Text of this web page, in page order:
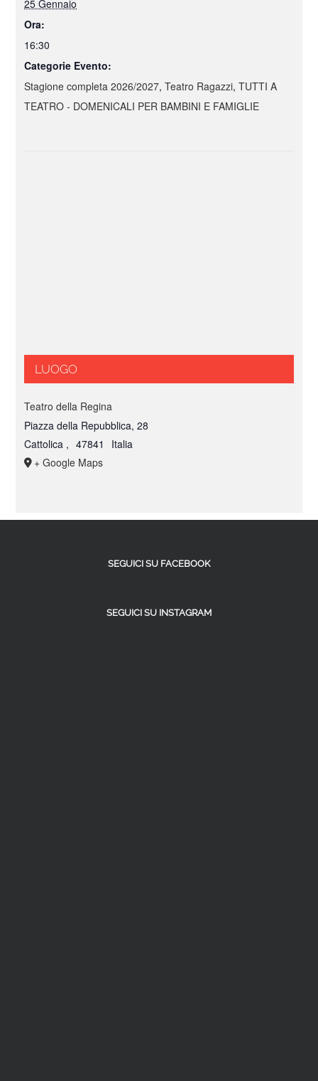
25 Gennaio
Ora:
16:30
Categorie Evento:
Stagione completa 2026/2027,Teatro Ragazzi,TUTTI A
TEATRO - DOMENICALI PER BAMBINI E FAMIGLIE
LUOGO
Teatro della Regina
Piazza della Repubblica, 28
Cattolica , 47841
Italia
+ Google Maps
SEGUICI SU FACEBOOK
SEGUICI SU INSTAGRAM